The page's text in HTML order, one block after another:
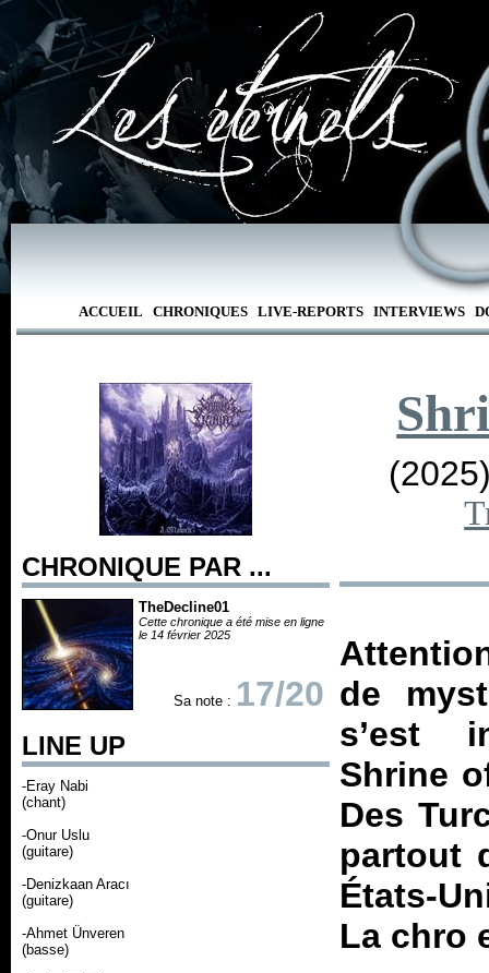
ACCUEIL CHRONIQUES LIVE-REPORTS INTERVIEWS
CHRONIQUE PAR ...
TheDecline01
Cette chronique a été mise en ligne
le 14 février 2025
Sa note : 17/20
LINE UP
-Eray Nabi
(chant)
-Onur Uslu
(guitare)
-Denizkaan Aracı
(guitare)
-Ahmet Ünveren
(basse)
de
s’est
Shrine
Des
partout
États-
La chro